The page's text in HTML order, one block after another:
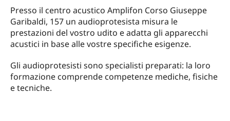
Presso il centro acustico Amplifon Corso Giuseppe
Garibaldi, 157 un audioprotesista misura le
prestazioni del vostro udito e adatta gli apparecchi
acustici in base alle vostre specifiche esigenze.
Gli audioprotesisti sono specialisti preparati: la loro
formazione comprende competenze mediche, fisiche
e tecniche.